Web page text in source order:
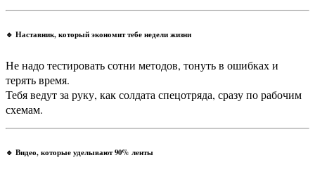
🔹 Наставник, который экономит тебе недели жизни
Не надо тестировать сотни методов, тонуть в ошибках и
терять время.
Тебя ведут за руку, как солдата спецотряда, сразу по рабочим
схемам.
🔹 Видео, которые уделывают 90% ленты